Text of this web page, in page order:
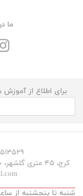
ما
برای اطلاع از
۰۲۶۳۳۵۱۳۵۲۹
کرج، ۴۵ متری گلشهر، خیابان کوکب شرقی، عکس و فیلم مکث